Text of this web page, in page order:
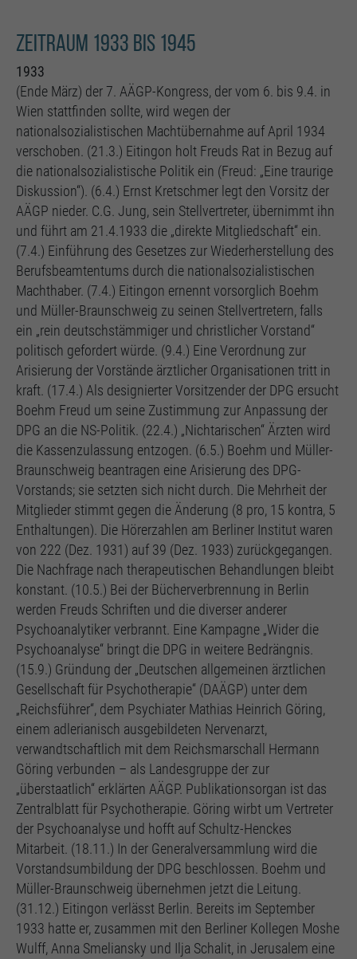
Zeitraum 1933 bis 1945
1933
(Ende März) der 7. AÄGP-Kongress, der vom 6. bis 9.4. in
Wien stattfinden sollte, wird wegen der
nationalsozialistischen Machtübernahme auf April 1934
verschoben. (21.3.) Eitingon holt Freuds Rat in Bezug auf
die nationalsozialistische Politik ein (Freud: „Eine traurige
Diskussion“). (6.4.) Ernst Kretschmer legt den Vorsitz der
AÄGP nieder. C.G. Jung, sein Stellvertreter, übernimmt ihn
und führt am 21.4.1933 die „direkte Mitgliedschaft“ ein.
(7.4.) Einführung des Gesetzes zur Wiederherstellung des
Berufsbeamtentums durch die nationalsozialistischen
Machthaber. (7.4.) Eitingon ernennt vorsorglich Boehm
und Müller-Braunschweig zu seinen Stellvertretern, falls
ein „rein deutschstämmiger und christlicher Vorstand“
politisch gefordert würde. (9.4.) Eine Verordnung zur
Arisierung der Vorstände ärztlicher Organisationen tritt in
kraft. (17.4.) Als designierter Vorsitzender der DPG ersucht
Boehm Freud um seine Zustimmung zur Anpassung der
DPG an die NS-Politik. (22.4.) „Nichtarischen“ Ärzten wird
die Kassenzulassung entzogen. (6.5.) Boehm und Müller-
Braunschweig beantragen eine Arisierung des DPG-
Vorstands; sie setzten sich nicht durch. Die Mehrheit der
Mitglieder stimmt gegen die Änderung (8 pro, 15 kontra, 5
Enthaltungen). Die Hörerzahlen am Berliner Institut waren
von 222 (Dez. 1931) auf 39 (Dez. 1933) zurückgegangen.
Die Nachfrage nach therapeutischen Behandlungen bleibt
konstant. (10.5.) Bei der Bücherverbrennung in Berlin
werden Freuds Schriften und die diverser anderer
Psychoanalytiker verbrannt. Eine Kampagne „Wider die
Psychoanalyse“ bringt die DPG in weitere Bedrängnis.
(15.9.) Gründung der „Deutschen allgemeinen ärztlichen
Gesellschaft für Psychotherapie“ (DAÄGP) unter dem
„Reichsführer“, dem Psychiater Mathias Heinrich Göring,
einem adlerianisch ausgebildeten Nervenarzt,
verwandtschaftlich mit dem Reichsmarschall Hermann
Göring verbunden – als Landesgruppe der zur
„überstaatlich“ erklärten AÄGP. Publikationsorgan ist das
Zentralblatt für Psychotherapie. Göring wirbt um Vertreter
der Psychoanalyse und hofft auf Schultz-Henckes
Mitarbeit. (18.11.) In der Generalversammlung wird die
Vorstandsumbildung der DPG beschlossen. Boehm und
Müller-Braunschweig übernehmen jetzt die Leitung.
(31.12.) Eitingon verlässt Berlin. Bereits im September
1933 hatte er, zusammen mit den Berliner Kollegen Moshe
Wulff, Anna Smeliansky und Ilja Schalit, in Jerusalem eine